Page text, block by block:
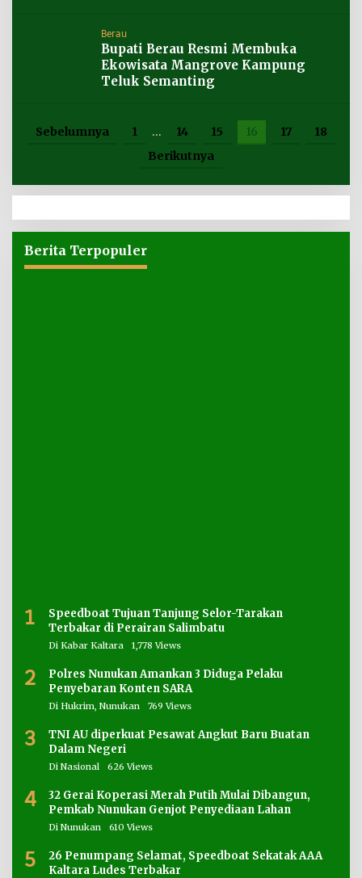
Berau
Bupati Berau Resmi Membuka
Ekowisata Mangrove Kampung
Teluk Semanting
Sebelumnya 1 … 14 15 16 17
18
Berikutnya
Berita Terpopuler
1
Speedboat Tujuan Tanjung Selor-Tarakan
Terbakar di Perairan Salimbatu
Di Kabar Kaltara 1,778 Views
2
Polres Nunukan Amankan 3 Diduga Pelaku
Penyebaran Konten SARA
Di Hukrim, Nunukan 769 Views
3
TNI AU diperkuat Pesawat Angkut Baru Buatan
Dalam Negeri
Di Nasional 626 Views
4
32 Gerai Koperasi Merah Putih Mulai Dibangun,
Pemkab Nunukan Genjot Penyediaan Lahan
Di Nunukan 610 Views
5
26 Penumpang Selamat, Speedboat Sekatak AAA
Kaltara Ludes Terbakar